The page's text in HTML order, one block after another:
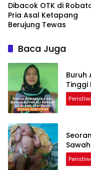
Dibacok OTK di
Pria Asal Ketapang
Berujung Tewas
Baca Juga
Buruh
Tinggi